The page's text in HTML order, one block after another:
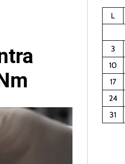
L
3
10
17
24
31